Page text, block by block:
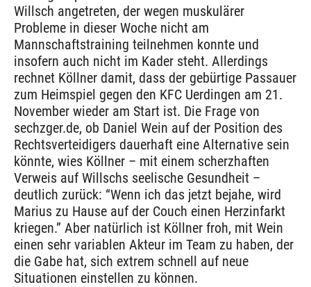
Willsch angetreten, der wegen muskulärer
Probleme in dieser Woche nicht am
Mannschaftstraining teilnehmen konnte und
insofern auch nicht im Kader steht. Allerdings
rechnet Köllner damit, dass der gebürtige Passauer
zum Heimspiel gegen den KFC Uerdingen am 21.
November wieder am Start ist. Die Frage von
sechzger.de, ob Daniel Wein auf der Position des
Rechtsverteidigers dauerhaft eine Alternative sein
könnte, wies Köllner – mit einem scherzhaften
Verweis auf Willschs seelische Gesundheit –
deutlich zurück: “Wenn ich das jetzt bejahe, wird
Marius zu Hause auf der Couch einen Herzinfarkt
kriegen.” Aber natürlich ist Köllner froh, mit Wein
einen sehr variablen Akteur im Team zu haben, der
die Gabe hat, sich extrem schnell auf neue
Situationen einstellen zu können.